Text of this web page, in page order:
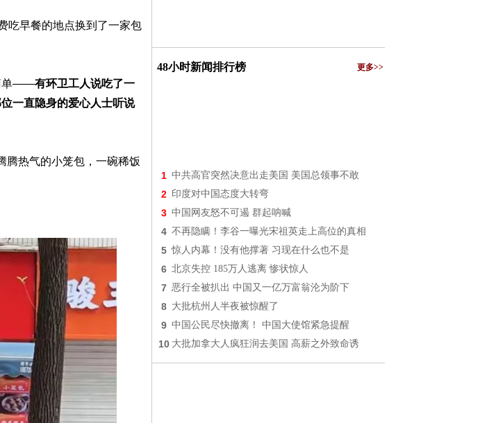
吃早餐的地点换到了一家包
单——有环卫工人说吃了一
一直隐身的爱心人士听说
腾热气的小笼包，一碗稀饭
48小时新闻排行榜 更多>>
1 中共高官突然决意出走美国 美国总领事不敢
2 印度对中国态度大转弯
3 中国网友怒不可遏 群起呐喊
4 不再隐瞒！李谷一曝光宋祖英走上高位的真相
5 惊人内幕！没有他撑著 习现在什么也不是
6 北京失控 185万人逃离 惨状惊人
7 恶行全被扒出 中国又一亿万富翁沦为阶下
8 大批杭州人半夜被惊醒了
9 中国公民尽快撤离！ 中国大使馆紧急提醒
10 大批加拿大人疯狂润去美国 高薪之外致命诱